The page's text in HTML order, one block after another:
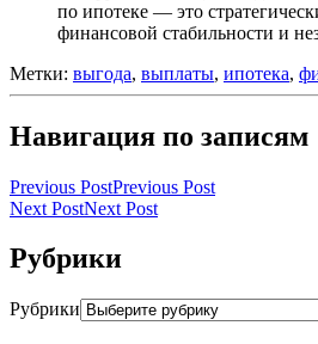
по ипотеке — это
финансовой стабильности и
Метки: выгода, выплаты, ипотека,
Навигация по записям
Previous PostPrevious Post
Next PostNext Post
Рубрики
Рубрики